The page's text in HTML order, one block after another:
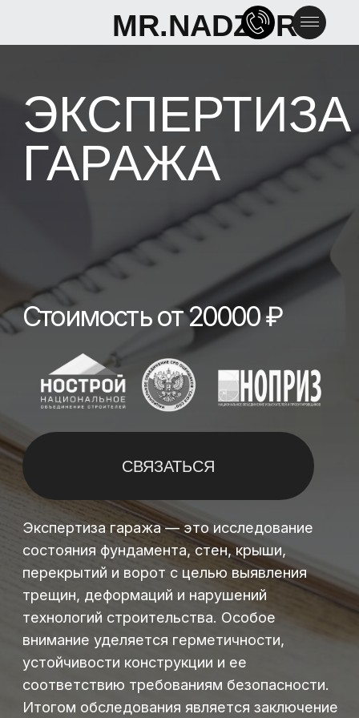
MR.NADZOR
MR.NADZOR
Экспертиза гаража — это исследование
состояния фундамента, стен, крыши,
перекрытий и ворот с целью выявления
технологий строительства. Особое
внимание уделяется герметичности,
устойчивости конструкции и ее
соответствию требованиям безопасности.
Итогом обследования является заключение
с фотофиксацией. Заказать экспертизу
гаража в Москве можно в нашей компании.
ГАРАЖА
Стоимость от 20000 ₽
ЧТО ВХОДИТ В
СТОИМОСТЬ